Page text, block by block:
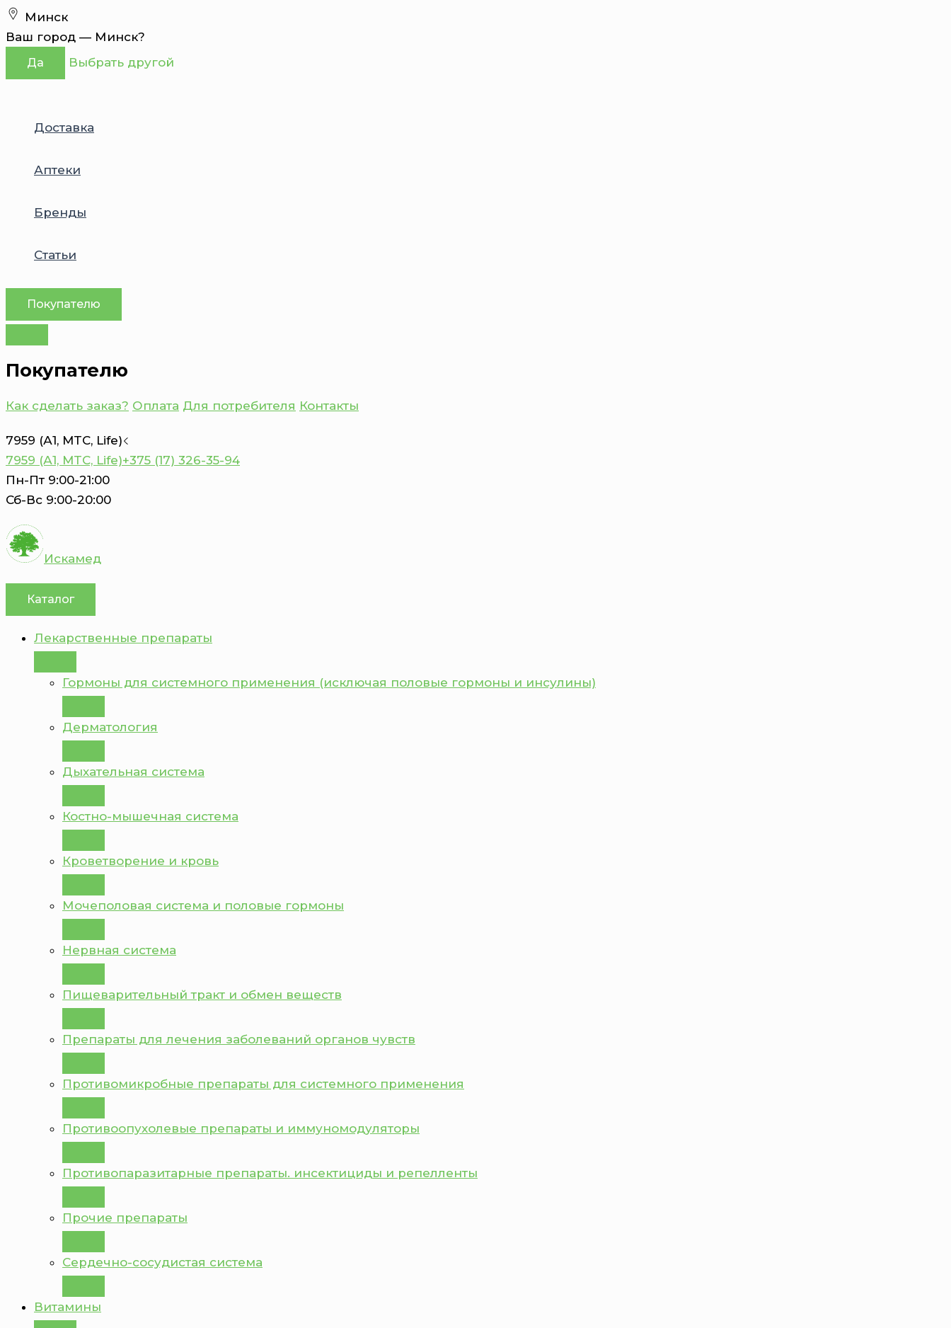
Перейти
к
содержимому
Минск
Ваш город — Минск?
Да Выбрать другой
Доставка
Аптеки
Бренды
Статьи
Покупателю
Покупателю
Как сделать заказ? Оплата Для потребителя Контакты
7959 (А1, MTC, Life)
7959 (А1, MTC, Life)+375 (17) 326-35-94
Пн-Пт 9:00-21:00
Сб-Вс 9:00-20:00
Искамед
Каталог
Лекарственные препараты
Гормоны для системного применения (исключая половые гормоны и инсулины)
Дерматология
Дыхательная система
Костно-мышечная система
Кроветворение и кровь
Мочеполовая система и половые гормоны
Нервная система
Пищеварительный тракт и обмен веществ
Препараты для лечения заболеваний органов чувств
Противомикробные препараты для системного применения
Противоопухолевые препараты и иммуномодуляторы
Противопаразитарные препараты. инсектициды и репелленты
Прочие препараты
Сердечно-сосудистая система
Витамины